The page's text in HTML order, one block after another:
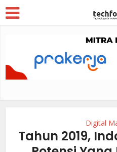
Digital
Tahun 2019,